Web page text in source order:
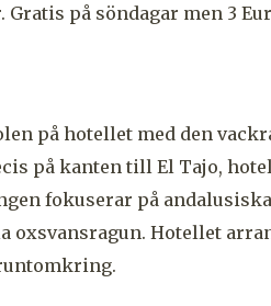
på söndagar men 3
på hotellet med den
på kanten till El Tajo,
fokuserar på
oxsvansragun. Hotellet